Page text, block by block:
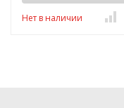
Нет в наличии